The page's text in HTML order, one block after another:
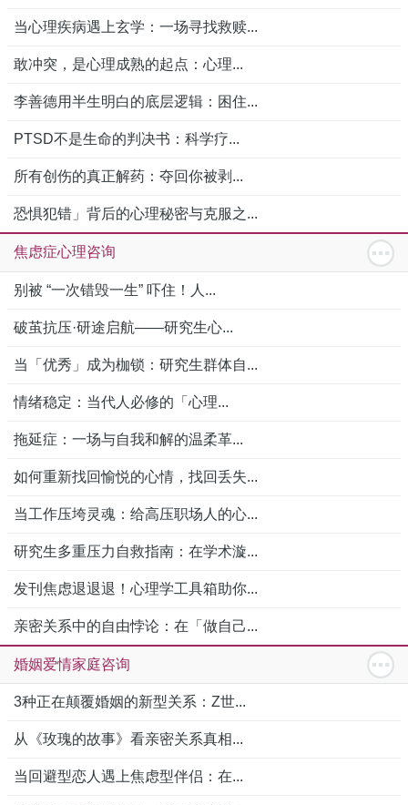
当心理疾病遇上玄学：一场寻找救赎...
敢冲突，是心理成熟的起点：心理...
李善德用半生明白的底层逻辑：困住...
PTSD不是生命的判决书：科学疗...
所有创伤的真正解药：夺回你被剥...
恐惧犯错」背后的心理秘密与克服之...
焦虑症心理咨询
别被 “一次错毁一生” 吓住！人...
破茧抗压·研途启航——研究生心...
当「优秀」成为枷锁：研究生群体自...
情绪稳定：当代人必修的「心理...
拖延症：一场与自我和解的温柔革...
如何重新找回愉悦的心情，找回丢失...
当工作压垮灵魂：给高压职场人的心...
研究生多重压力自救指南：在学术漩...
发刊焦虑退退退！心理学工具箱助你...
亲密关系中的自由悖论：在「做自己...
婚姻爱情家庭咨询
3种正在颠覆婚姻的新型关系：Z世...
从《玫瑰的故事》看亲密关系真相...
当回避型恋人遇上焦虑型伴侣：在...